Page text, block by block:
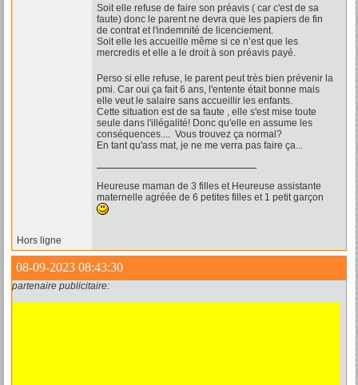
Soit elle refuse de faire son préavis ( car c'est de sa
faute) donc le parent ne devra que les papiers de fin
de contrat et l'indemnité de licenciement.
Soit elle les accueille même si ce n’est que les
mercredis et elle a le droit à son préavis payé.
Perso si elle refuse, le parent peut très bien prévenir la
pmi. Car oui ça fait 6 ans, l'entente était bonne mais
elle veut le salaire sans accueillir les enfants.
Cette situation est de sa faute , elle s'est mise toute
seule dans l'illégalité! Donc qu'elle en assume les
conséquences.... Vous trouvez ça normal?
En tant qu'ass mat, je ne me verra pas faire ça...
Heureuse maman de 3 filles et Heureuse assistante
maternelle agréée de 6 petites filles et 1 petit garçon
Hors ligne
08-09-2023 08:43:30
partenaire publicitaire: